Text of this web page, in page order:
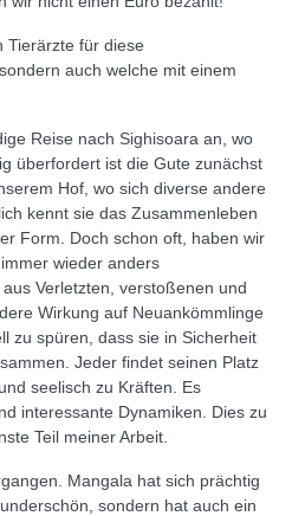
Tierärzte für diese
auch welche mit einem
Reise nach Sighisoara an, wo
überfordert ist die Gute zunächst
Hof, wo sich diverse andere
kennt sie das Zusammenleben
Form. Doch schon oft, haben wir
wieder anders
Verletzten, verstoßenen und
Wirkung auf Neuankömmlinge
zu spüren, dass sie in Sicherheit
Jeder findet seinen Platz
seelisch zu Kräften. Es
interessante Dynamiken. Dies zu
Teil meiner Arbeit.
Mangala hat sich prächtig
sondern hat auch ein